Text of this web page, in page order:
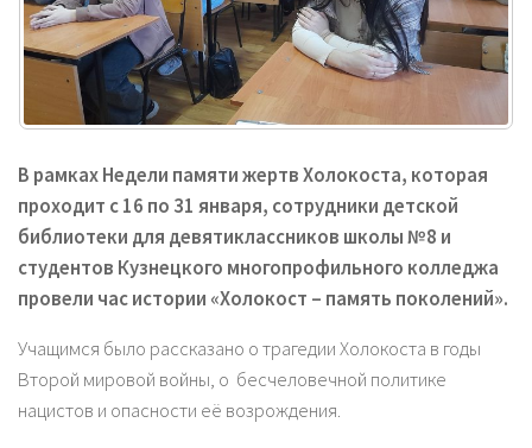
В рамках Недели памяти жертв Холокоста, которая
проходит с 16 по 31 января, сотрудники детской
библиотеки для девятиклассников школы №8 и
студентов Кузнецкого многопрофильного колледжа
провели час истории «Холокост – память поколений».
Учащимся было рассказано о трагедии Холокоста в годы
Второй мировой войны, о бесчеловечной политике
нацистов и опасности её возрождения.